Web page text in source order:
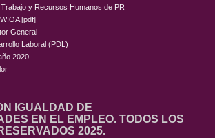
y Recursos Humanos de PR
[pdf]
General
Laboral (PDL)
2020
IGUALDAD DE
EN EL EMPLEO. TODOS LOS
2025.